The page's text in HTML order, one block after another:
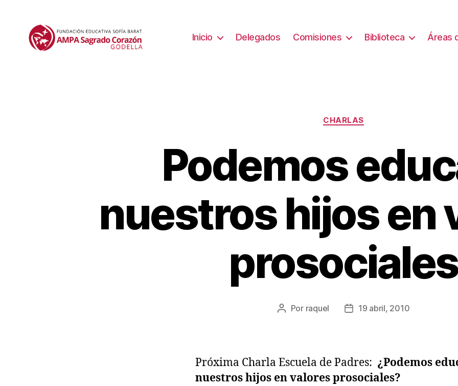
Inicio Delegados Comisiones Biblioteca Áreas
Categorías
CHARLAS
Podemos
nuestros hijos en
prosociales
Autor
Por raquel
Fecha19 abril, 2010
Próxima Charla Escuela de Padres: ¿Podemos
nuestros hijos en valores prosociales?